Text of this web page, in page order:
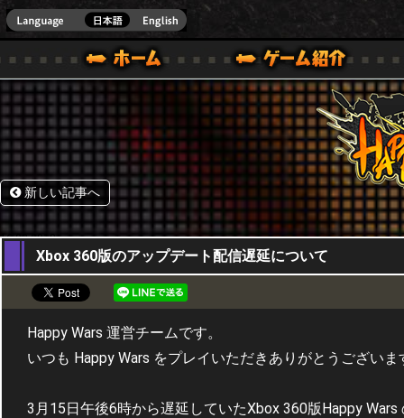
ONE VER.]
ガイド
ル｜HAPPY WARS(ハッピーウォーズ)公式サイト [ XBOX 360,XBOX ONE VER.]
サポート | HAPPY WARS(ハッピーウォーズ)公式サイ
新しい記事へ
16,03,2018
Xbox 360版のアップデート配信遅延について
Happy Wars 運営チームです。
いつも Happy Wars をプレイいただきありがとうございま
3月15日午後6時から遅延していたXbox 360版Happy